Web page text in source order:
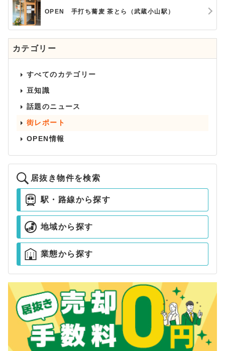
OPEN 手打ち蕎麦 茶とら（武蔵小山駅）
カテゴリー
すべてのカテゴリー
豆知識
話題のニュース
街レポート
OPEN情報
居抜き物件を検索
駅・路線から探す
地域から探す
業態から探す